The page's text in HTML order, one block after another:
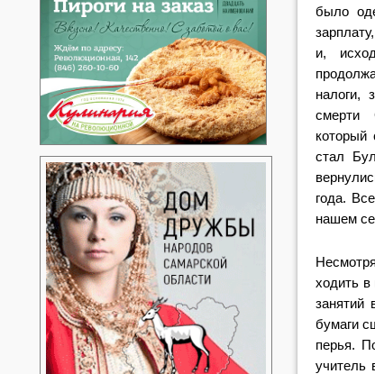
было
и,
налоги,
смерти
который
стал
года.
нашем
ходить в
занятий
бумаги
перья.
учитель